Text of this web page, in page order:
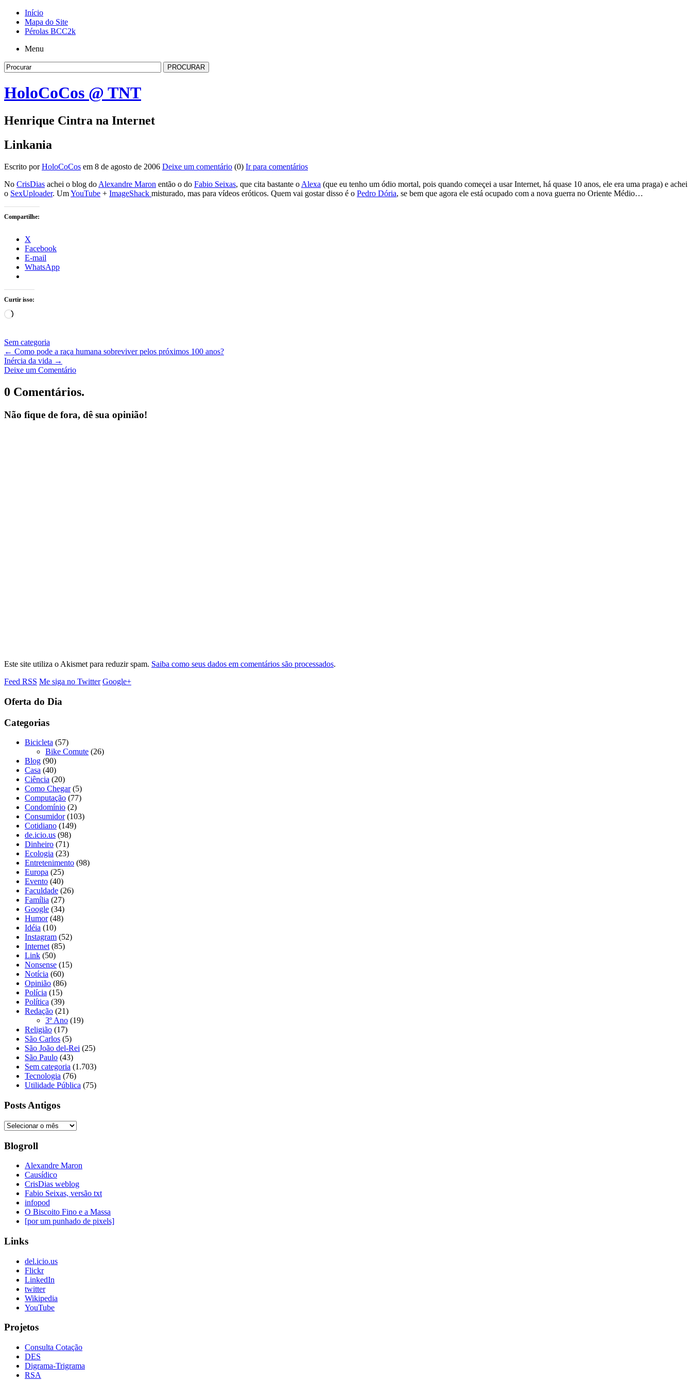
Início
Mapa do Site
Pérolas BCC2k
Menu
HoloCoCos @ TNT
Henrique Cintra na Internet
Linkania
Escrito porHoloCoCos em 8 de agosto de 2006 Deixe um comentário (0) Ir para comentários
No CrisDias achei o blog do Alexandre Maron então o do Fabio Seixas, que cita bastante o Alexa (que eu tenho um ódio mortal, pois quando começei a usar Internet, há quase 10 anos, ele era uma praga) e achei
o SexUploader. UmYouTube + ImageShack misturado, mas para vídeos eróticos. Quem vai gostar disso é o Pedro Dória, se bem que agora ele está ocupado com a nova guerra no Oriente Médio…
Compartilhe:
X
Facebook
E-mail
WhatsApp
Curtir isso:
Carregando...
Sem categoria
← Como pode a raça humana sobreviver pelos próximos 100 anos?
Inércia da vida →
Deixe um Comentário
0 Comentários.
Não fique de fora, dê sua opinião!
Este site utiliza o Akismet para reduzir spam. Saiba como seus dados em comentários são processados.
Feed RSS Me siga no Twitter Google+
Oferta do Dia
Categorias
Bicicleta (57)
Bike Comute (26)
Blog (90)
Casa (40)
Ciência (20)
Como Chegar(5)
Computação (77)
Condomínio (2)
Consumidor(103)
Cotidiano (149)
de.icio.us (98)
Dinheiro (71)
Ecologia (23)
Entretenimento (98)
Europa (25)
Evento (40)
Faculdade (26)
Família (27)
Google (34)
Humor(48)
Idéia (10)
Instagram (52)
Internet (85)
Link (50)
Nonsense (15)
Notícia (60)
Opinião (86)
Polícia (15)
Política (39)
Redação (21)
3º Ano (19)
Religião (17)
São Carlos (5)
São João del-Rei (25)
São Paulo (43)
Sem categoria (1.703)
Tecnologia (76)
Utilidade Pública (75)
Posts Antigos
Posts
Blogroll
Alexandre Maron
Causídico
CrisDias weblog
Fabio Seixas, versão txt
infopod
O Biscoito Fino e a Massa
[por um punhado de pixels]
Links
del.icio.us
Flickr
LinkedIn
twitter
Wikipedia
YouTube
Projetos
Consulta Cotação
DES
Digrama-Trigrama
RSA